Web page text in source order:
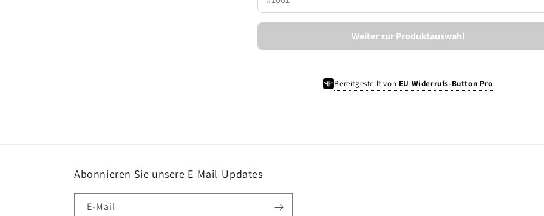
Weiter zur Produktauswahl
Bereitgestellt von EU Widerrufs-Button Pro
Abonnieren Sie unsere E-Mail-Updates
E-Mail